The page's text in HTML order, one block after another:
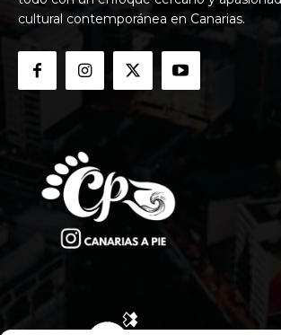
cultural contemporánea en Canarias.